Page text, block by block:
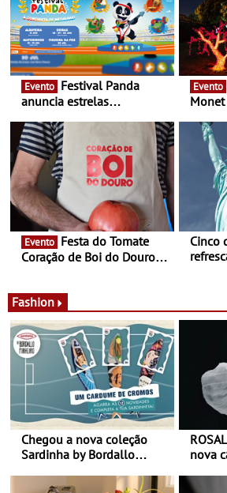
Evento
anuncia estrelas
- Entre Junho e Julho pelo
país
Evento
ao
Evento
Coração de Boi do Douro -
Cinco
Fashion
Chegou a nova coleção
Sardinha by Bordallo
nova
Balance